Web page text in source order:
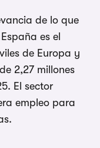
de lo que
es el
de Europa y
2,27 millones
El sector
empleo para